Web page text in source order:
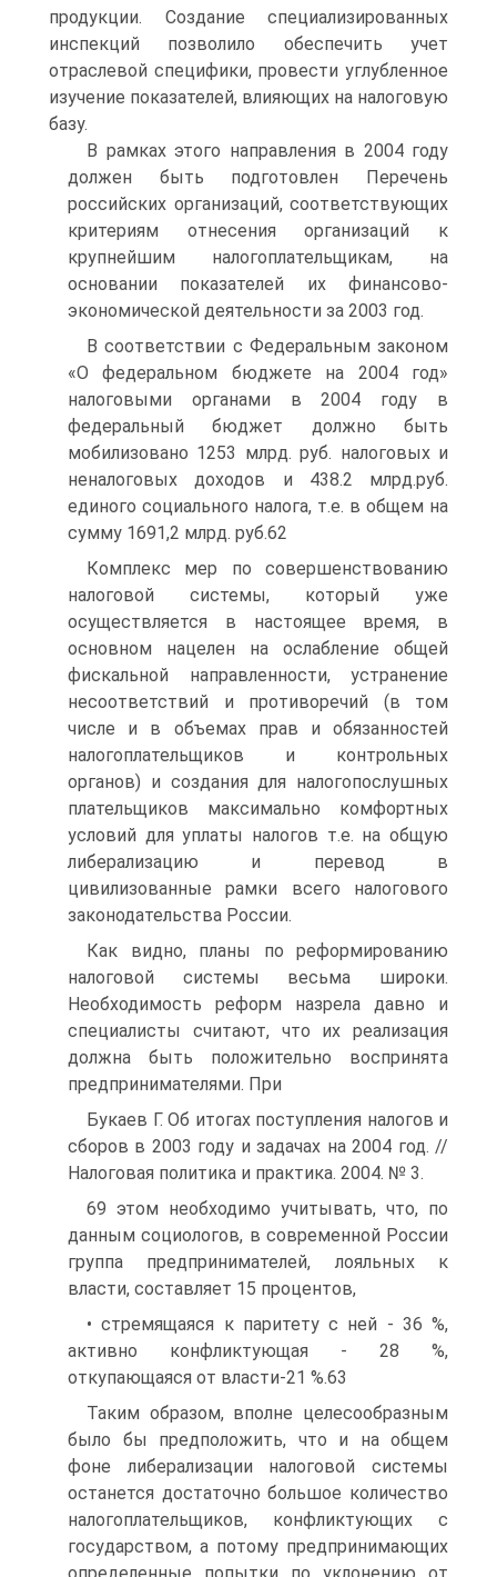
продукции. Создание специализированных
инспекций позволило обеспечить учет
отраслевой специфики, провести углубленное
изучение показателей, влияющих на налоговую
базу.
В рамках этого направления в 2004 году
должен быть подготовлен Перечень
российских организаций, соответствующих
критериям отнесения организаций к
крупнейшим налогоплательщикам, на
основании показателей их финансово-
экономической деятельности за 2003 год.
В соответствии с Федеральным законом
«О федеральном бюджете на 2004 год»
налоговыми органами в 2004 году в
федеральный бюджет должно быть
мобилизовано 1253 млрд. руб. налоговых и
неналоговых доходов и 438.2 млрд.руб.
единого социального налога, т.е. в общем на
сумму 1691,2 млрд. руб.62
Комплекс мер по совершенствованию
налоговой системы, который уже
осуществляется в настоящее время, в
основном нацелен на ослабление общей
фискальной направленности, устранение
несоответствий и противоречий (в том
числе и в объемах прав и обязанностей
налогоплательщиков и контрольных
органов) и создания для налогопослушных
плательщиков максимально комфортных
условий для уплаты налогов т.е. на общую
либерализацию и перевод в
цивилизованные рамки всего налогового
законодательства России.
Как видно, планы по реформированию
налоговой системы весьма широки.
Необходимость реформ назрела давно и
специалисты считают, что их реализация
должна быть положительно воспринята
предпринимателями. При
Букаев Г. Об итогах поступления налогов и
сборов в 2003 году и задачах на 2004 год. //
Налоговая политика и практика. 2004. № 3.
69 этом необходимо учитывать, что, по
данным социологов, в современной России
группа предпринимателей, лояльных к
власти, составляет 15 процентов,
• стремящаяся к паритету с ней - 36 %,
активно конфликтующая - 28 %,
откупающаяся от власти-21 %.63
Таким образом, вполне целесообразным
было бы предположить, что и на общем
фоне либерализации налоговой системы
останется достаточно большое количество
налогоплательщиков, конфликтующих с
государством, а потому предпринимающих